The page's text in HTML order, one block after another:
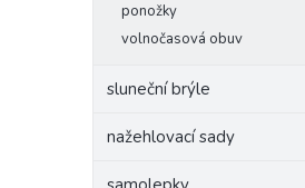
ponožky
volnočasová obuv
sluneční brýle
nažehlovací sady